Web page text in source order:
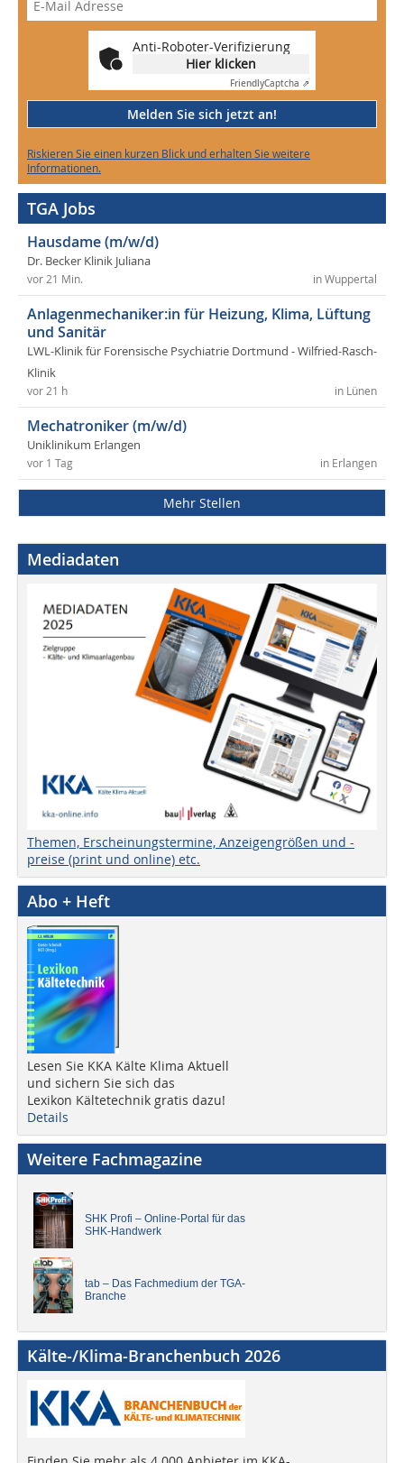
Anti-Roboter-Verifizierung
Hier klicken
FriendlyCaptcha ⇗
Melden Sie sich jetzt an!
Riskieren Sie einen kurzen Blick und erhalten Sie weitere
Informationen.
TGA Jobs
Hausdame (m/w/d)
Dr. Becker Klinik Juliana
in Wuppertal
vor 21 Min.
Anlagenmechaniker:in für Heizung, Klima, Lüftung
und Sanitär
LWL-Klinik für Forensische Psychiatrie Dortmund - Wilfried-Rasch-
Klinik
in Lünen
vor 21 h
Mechatroniker (m/w/d)
Uniklinikum Erlangen
in Erlangen
vor 1 Tag
Mehr Stellen
Mediadaten
Themen, Erscheinungstermine, Anzeigengrößen und -
preise (print und online) etc.
Abo + Heft
Lesen Sie KKA Kälte Klima Aktuell
und sichern Sie sich das
Lexikon Kältetechnik gratis dazu!
Details
Weitere Fachmagazine
SHK Profi – Online-Portal für das
SHK-Handwerk
tab – Das Fachmedium der TGA-
Branche
Kälte-/Klima-Branchenbuch 2026